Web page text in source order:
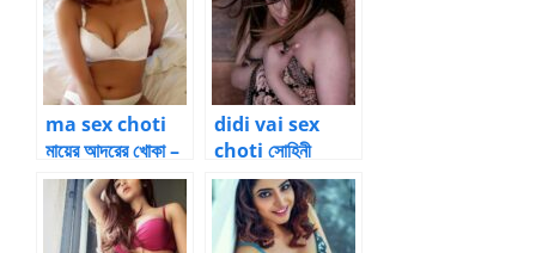
ma sex choti
মায়ের আদরের খোকা –
7 by maltishen
| Bangla choti
kahini
didi vai sex
choti সোহিনী
সরকার, তার ভাই
এবং… 2 | Bangla
choti kahini